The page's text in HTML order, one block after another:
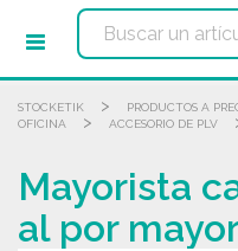
STOCKETIK > PRODUCTOS A
OFICINA
> ACCESORIO DE PLV
Mayorista
al por